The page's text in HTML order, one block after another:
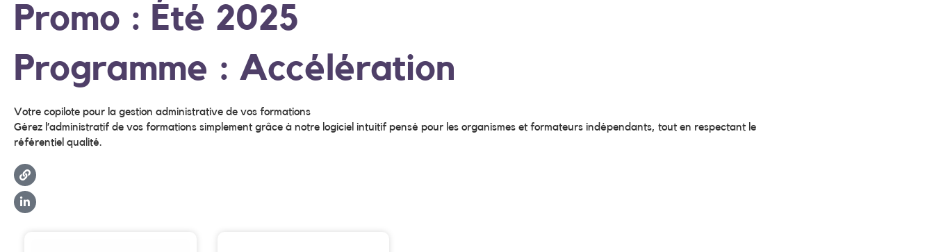
Promo : Été 2025
Programme : Accélération
Votre copilote pour la gestion administrative de vos formations
Gérez l’administratif de vos formations simplement grâce à notre logiciel intuitif pensé pour les organismes et formateurs indépendants, tout en respectant le
référentiel qualité.